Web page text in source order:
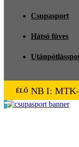
Csupasport
Hátsó füves
ÉLŐ NB I: